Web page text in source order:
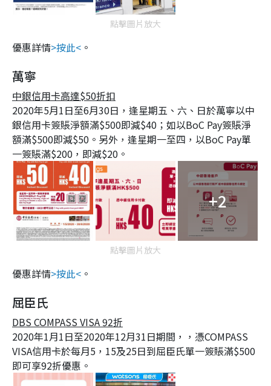
點擊圖片放大
優惠詳情>按此< 。
萬寧
中銀信用卡高達$50折扣
2020年5月1日至6月30日，逢星期五、六、日於萬寧以中
銀信用卡簽賬淨額滿$500即減$40；如以BoC Pay簽賬淨
額滿$500即減$50。另外，逢星期一至四，以BoC Pay單
一簽賬滿$200，即減$20。
+2
點擊圖片放大
優惠詳情>按此< 。
屈臣氏
DBS COMPASS VISA 92折
2020年1月1日至2020年12月31日期間，，憑COMPASS
VISA信用卡於每月5，15及25日到屈臣氏單一簽賬滿$500
即可享92折優惠。